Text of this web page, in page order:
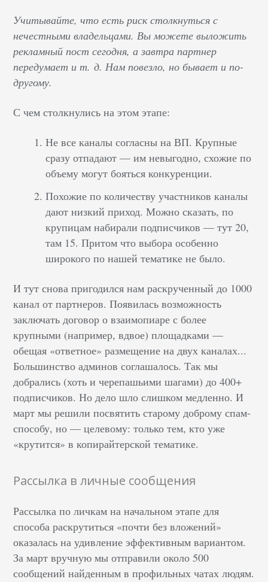
Учитывайте, что есть риск столкнуться с
нечестными владельцами. Вы можете выложить
рекламный пост сегодня, а завтра партнер
передумает и т. д. Нам повезло, но бывает и по-
другому.
С чем столкнулись на этом этапе:
Не все каналы согласны на ВП. Крупные
сразу отпадают — им невыгодно, схожие по
объему могут бояться конкуренции.
Похожие по количеству участников каналы
дают низкий приход. Можно сказать, по
крупицам набирали подписчиков — тут 20,
там 15. Притом что выбора особенно
широкого по нашей тематике не было.
И тут снова пригодился нам раскрученный до 1000
канал от партнеров. Появилась возможность
заключать договор о взаимопиаре с более
крупными (например, вдвое) площадками —
обещая «ответное» размещение на двух каналах...
Большинство админов соглашалось. Так мы
добрались (хоть и черепашьими шагами) до 400+
подписчиков. Но дело шло слишком медленно. И
март мы решили посвятить старому доброму спам-
способу, но — целевому: только тем, кто уже
«крутится» в копирайтерской тематике.
Рассылка в личные сообщения
Рассылка по личкам на начальном этапе для
способа раскрутиться «почти без вложений»
оказалась на удивление эффективным вариантом.
За март вручную мы отправили около 500
сообщений найденным в профильных чатах людям.